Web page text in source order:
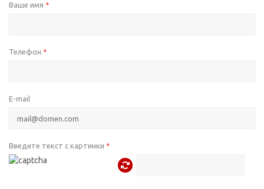
Ваше имя *
Телефон *
E-mail
Введите текст с картинки *